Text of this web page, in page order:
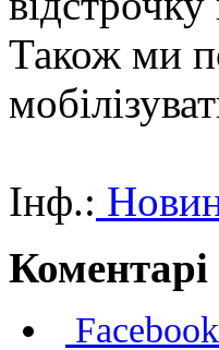
Також ми
Інф.:
Коментарі
Facebook